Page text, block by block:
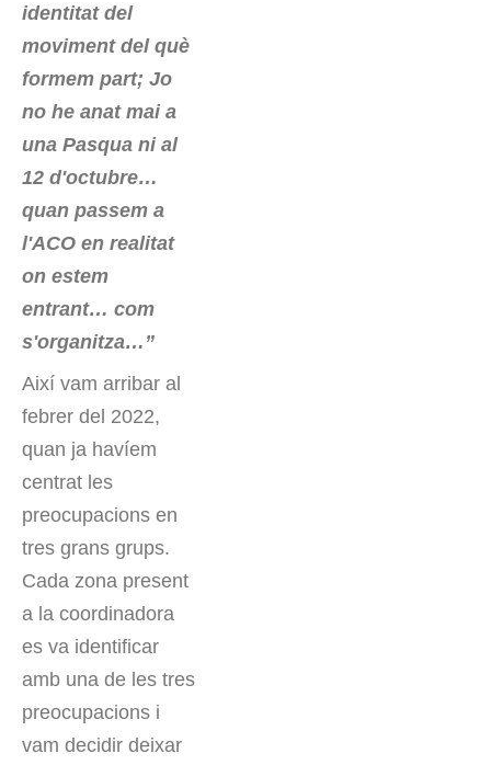
identitat del
moviment del què
formem part; Jo
no he anat mai a
una Pasqua ni al
12 d'octubre…
quan passem a
l'ACO en realitat
on estem
entrant… com
s'organitza…”
Així vam arribar al
febrer del 2022,
quan ja havíem
centrat les
preocupacions en
tres grans grups.
Cada zona present
a la coordinadora
es va identificar
amb una de les tres
preocupacions i
vam decidir deixar